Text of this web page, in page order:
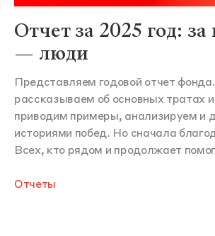
Отчет за 2025 год:
— люди
Представляем годовой отчет
рассказываем об основных тратах и
приводим примеры, анализируем и
историями побед. Но сначала
Всех, кто рядом и продолжает
Отчеты